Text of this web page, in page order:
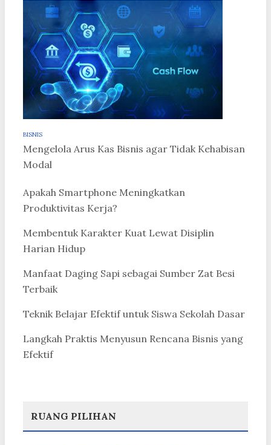
BISNIS
Mengelola Arus Kas Bisnis agar Tidak Kehabisan
Modal
Apakah Smartphone Meningkatkan
Produktivitas Kerja?
Membentuk Karakter Kuat Lewat Disiplin
Harian Hidup
Manfaat Daging Sapi sebagai Sumber Zat Besi
Terbaik
Teknik Belajar Efektif untuk Siswa Sekolah Dasar
Langkah Praktis Menyusun Rencana Bisnis yang
Efektif
RUANG PILIHAN